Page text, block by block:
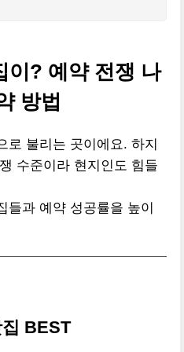
이? 예약 전쟁 나
방법
로 불리는 곳이에요. 하지
수준이라 현지인도 힘들
들과 예약 성공률을 높이
BEST